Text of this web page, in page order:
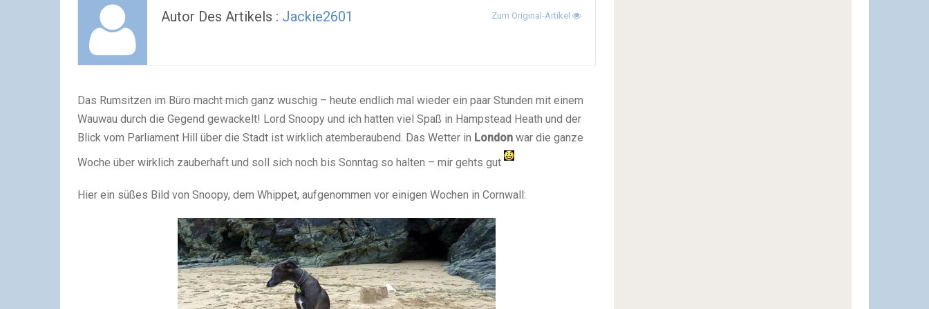
Autor Des Artikels : Jackie2601 Zum Original-Artikel
Das Rumsitzen im Büro macht mich ganz wuschig – heute endlich mal wieder ein paar Stunden mit einem
Wauwau durch die Gegend gewackelt! Lord Snoopy und ich hatten viel Spaß in Hampstead Heath und der
Blick vom Parliament Hill über die Stadt ist wirklich atemberaubend. Das Wetter in London war die ganze
Woche über wirklich zauberhaft und soll sich noch bis Sonntag so halten – mir gehts gut
Hier ein süßes Bild von Snoopy, dem Whippet, aufgenommen vor einigen Wochen in Cornwall: